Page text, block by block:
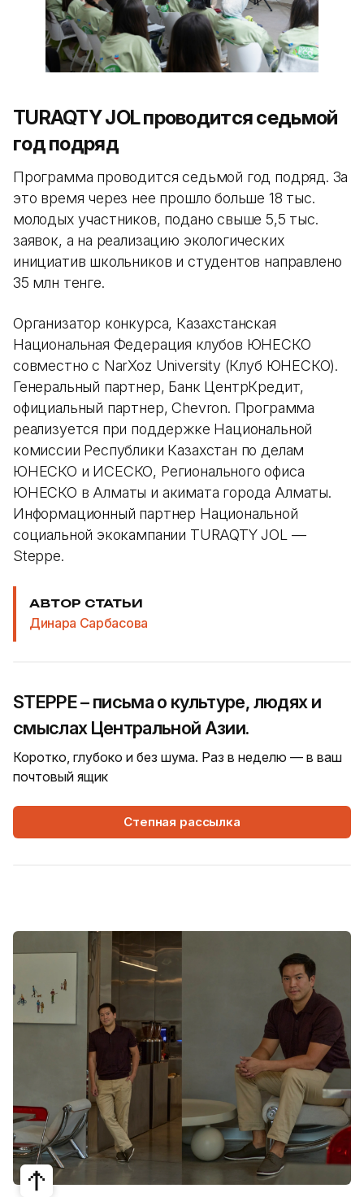
TURAQTY JOL проводится седьмой
год подряд
Программа проводится седьмой год подряд. За
это время через нее прошло больше 18 тыс.
молодых участников, подано свыше 5,5 тыс.
заявок, а на реализацию экологических
инициатив школьников и студентов направлено
35 млн тенге.
Организатор конкурса, Казахстанская
Национальная Федерация клубов ЮНЕСКО
совместно с NarXoz University (Клуб ЮНЕСКО).
Генеральный партнер, Банк ЦентрКредит,
официальный партнер, Chevron. Программа
реализуется при поддержке Национальной
комиссии Республики Казахстан по делам
ЮНЕСКО и ИСЕСКО, Регионального офиса
ЮНЕСКО в Алматы и акимата города Алматы.
Информационный партнер Национальной
социальной экокампании TURAQTY JOL —
Steppe.
АВТОР СТАТЬИ
Динара Сарбасова
STEPPE – письма о культуре, людях и
смыслах Центральной Азии.
Коротко, глубоко и без шума. Раз в неделю — в ваш
почтовый ящик
Степная рассылка